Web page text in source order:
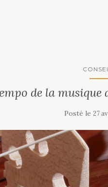
de la
Posté le27